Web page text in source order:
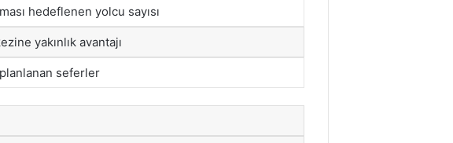
hedeflenen yolcu sayısı
yakınlık avantajı
seferler